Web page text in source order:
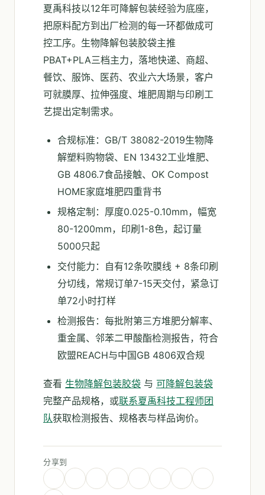
夏禹科技以12年可降解包装经验为底座，
把原料配方到出厂检测的每一环都做成可
控工序。生物降解包装胶袋主推
PBAT+PLA三档主力，落地快递、商超、
餐饮、服饰、医药、农业六大场景，客户
可就膜厚、拉伸强度、堆肥周期与印刷工
艺提出定制需求。
合规标准：GB/T 38082-2019生物降
解塑料购物袋、EN 13432工业堆肥、
GB 4806.7食品接触、OK Compost
HOME家庭堆肥四重背书
规格定制：厚度0.025-0.10mm，幅宽
80-1200mm，印刷1-8色，起订量
5000只起
交付能力：自有12条吹膜线 + 8条印刷
分切线，常规订单7-15天交付，紧急订
单72小时打样
检测报告：每批附第三方堆肥分解率、
重金属、邻苯二甲酸酯检测报告，符合
欧盟REACH与中国GB 4806双合规
查看 生物降解包装胶袋 与 可降解包装袋
完整产品规格，或联系夏禹科技工程师团
队获取检测报告、规格表与样品询价。
分享到